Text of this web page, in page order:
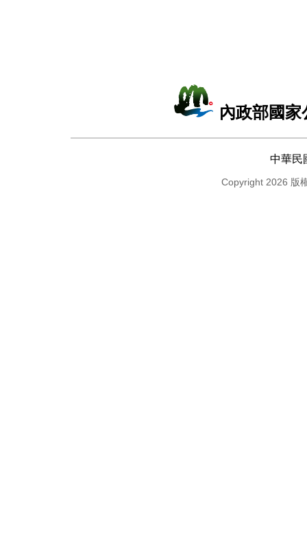
內政部國
中華民
Copyright 2026 版